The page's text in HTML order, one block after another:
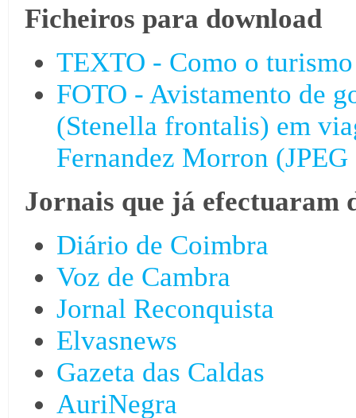
Ficheiros para download
TEXTO - Como o
FOTO - Avistamento de
(Stenella frontalis) em
Fernandez Morron
Jornais que já efectuaram
Diário de Coimbra
Voz de Cambra
Jornal Reconquista
Elvasnews
Gazeta das Caldas
AuriNegra